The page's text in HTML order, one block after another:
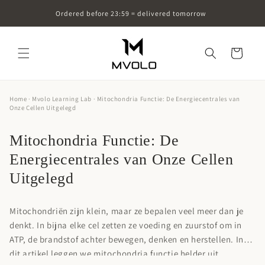
Ordered before 23:59 = delivered tomorrow
Cart
Home · Mvolo Learning Lab · Mitochondria Functie: De Energiecentrales van
Onze Cellen Uitgelegd
Mitochondria Functie: De
Energiecentrales van Onze Cellen
Uitgelegd
Mitochondriën zijn klein, maar ze bepalen veel meer dan je
denkt. In bijna elke cel zetten ze voeding en zuurstof om in
ATP, de brandstof achter bewegen, denken en herstellen. In
dit artikel leggen we mitochondria functie helder uit,